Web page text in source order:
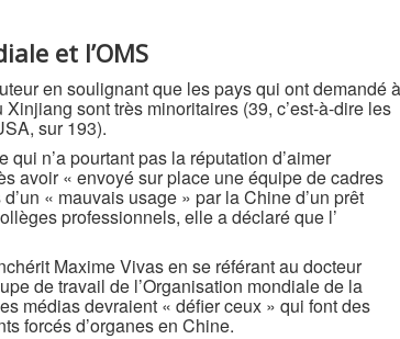
et l’OMS
en soulignant que les pays qui ont demandé à
sont très minoritaires (39, c’est-à-dire les
sur 193).
n’a pourtant pas la réputation d’aimer
avoir « envoyé sur place une équipe de cadres
« mauvais usage » par la Chine d’un prêt
professionnels, elle a déclaré que l’
Maxime Vivas en se référant au docteur
de travail de l’Organisation mondiale de la
médias devraient « défier ceux » qui font des
forcés d’organes en Chine.